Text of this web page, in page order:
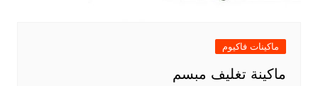
ماكينات فاكيوم
ماكينة تغليف مبسم